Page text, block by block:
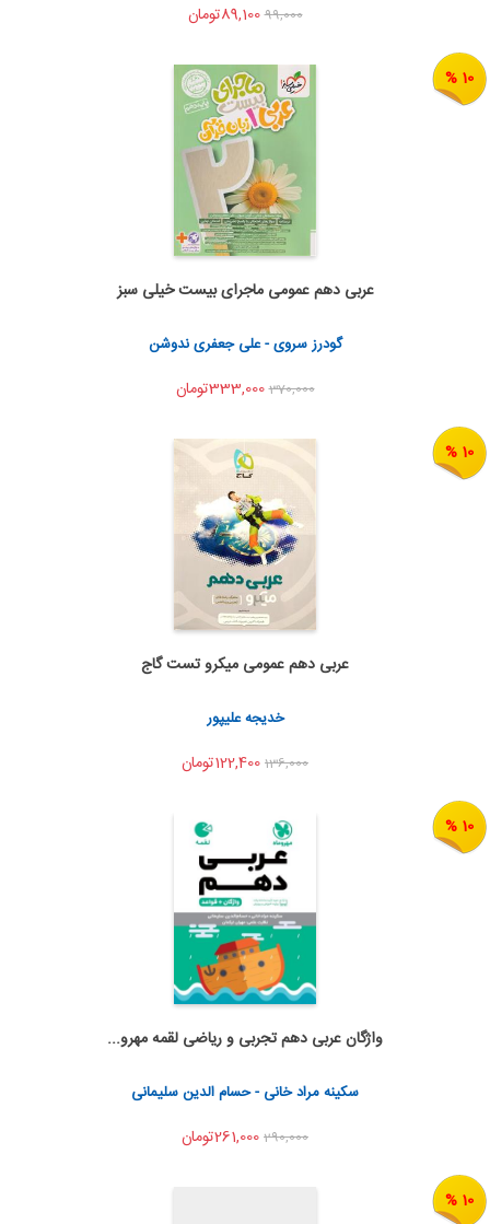
99,00089,100تومان
10 %
اضافه به سبد خرید
اشتراک گذاری
عربی دهم عمومی ماجرای بیست خیلی سبز
گودرز سروی - علی جعفری ندوشن
370,000333,000تومان
10 %
اضافه به سبد خرید
اشتراک گذاری
عربی دهم عمومی میکرو تست گاج
خدیجه علیپور
136,000
10 %
اضافه به سبد خرید
اشتراک گذاری
واژگان عربی دهم تجربی و ریاضی لقمه مهرو...
سکینه مراد خانی - حسام الدین سلیمانی
290,000
10 %